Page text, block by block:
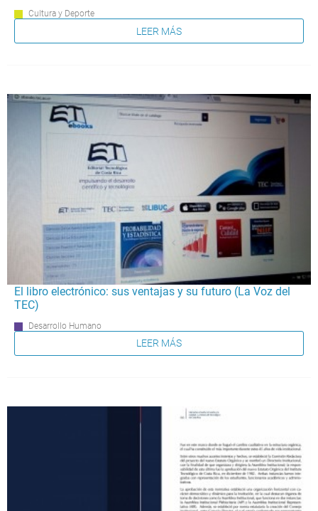
Cultura y Deporte
LEER MÁS
El libro electrónico: sus ventajas y su futuro (La Voz del
TEC)
Desarrollo Humano
LEER MÁS